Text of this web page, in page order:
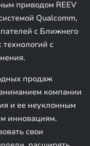
приводом REEV
Qualcomm,
с Ближнего
с
продаж
компании
и ее неуклонным
инновациям.
свои